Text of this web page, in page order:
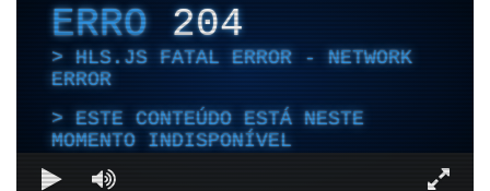
ERRO204
HLS.JS FATAL ERROR - NETWORK
ERROR
ESTE CONTEÚDO ESTÁ NESTE
MOMENTO INDISPONÍVEL